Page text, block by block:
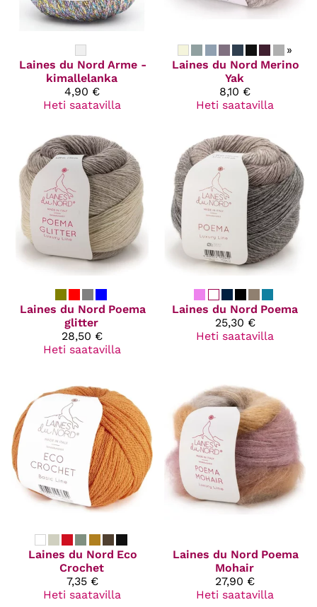
Laines du Nord Arme -
kimallelanka
4,90 €
Heti saatavilla
»
Laines du Nord Merino
Yak
8,10 €
Heti saatavilla
Laines du Nord Poema
glitter
28,50 €
Heti saatavilla
Laines du Nord Poema
25,30 €
Heti saatavilla
Laines du Nord Eco
Crochet
7,35 €
Heti saatavilla
Laines du Nord Poema
Mohair
27,90 €
Heti saatavilla